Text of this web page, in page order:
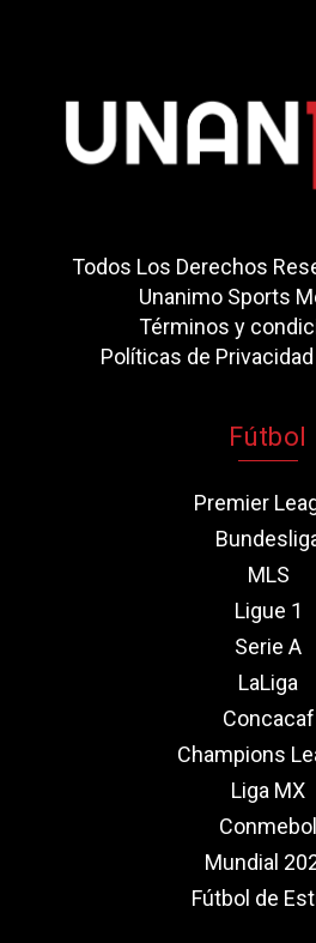
Todos Los Derechos
Unanimo Sports
Términos y
Políticas de Privacidad
Fútbol
Premier
MLS
Ligue 1
Serie A
LaLiga
Concacaf
Champions
Liga MX
Conmebol
Mundial
Fútbol de